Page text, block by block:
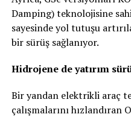
Damping) teknolojisine
sayesinde yol tutuşu
bir sürüş sağlanıyor.
Hidrojene de yatırım
Bir yandan elektrikli araç
çalışmalarını